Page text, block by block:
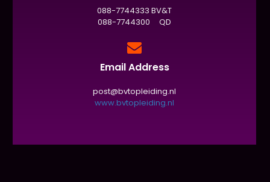
088-7744333 BV&T
088-7744300 QD
Email Address
post@bvtopleiding.nl
www.bvtopleiding.nl